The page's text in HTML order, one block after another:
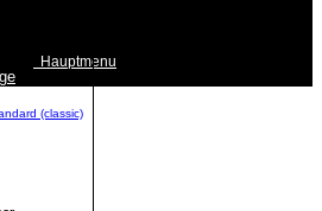
Hauptmenu
(classic)